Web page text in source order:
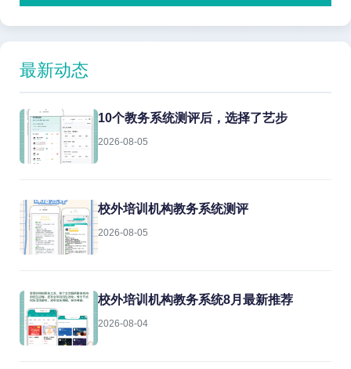
最新动态
10个教务系统测评后，选择了艺步
2026-08-05
校外培训机构教务系统测评
2026-08-05
校外培训机构教务系统8月最新推荐
2026-08-04